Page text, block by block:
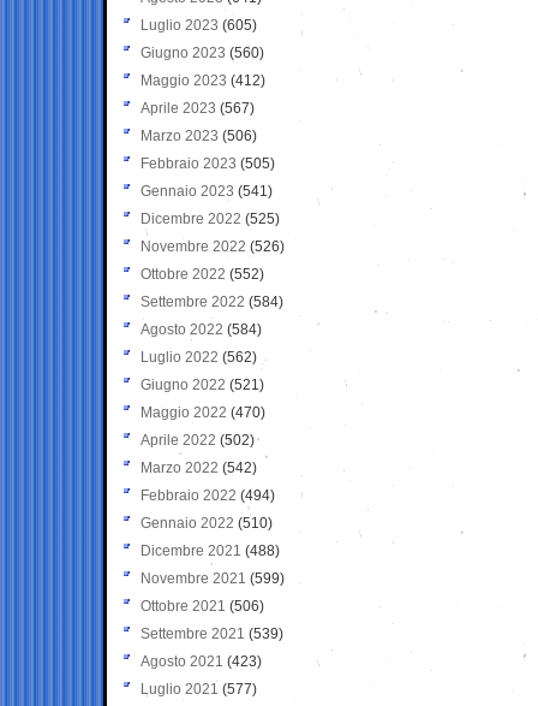
Luglio 2023 (605)
Giugno 2023 (560)
Maggio 2023 (412)
Aprile 2023 (567)
Marzo 2023 (506)
Febbraio 2023 (505)
Gennaio 2023 (541)
Dicembre 2022 (525)
Novembre 2022 (526)
Ottobre 2022 (552)
Settembre 2022 (584)
Agosto 2022 (584)
Luglio 2022 (562)
Giugno 2022 (521)
Maggio 2022 (470)
Aprile 2022 (502)
Marzo 2022 (542)
Febbraio 2022 (494)
Gennaio 2022 (510)
Dicembre 2021 (488)
Novembre 2021 (599)
Ottobre 2021 (506)
Settembre 2021 (539)
Agosto 2021 (423)
Luglio 2021 (577)